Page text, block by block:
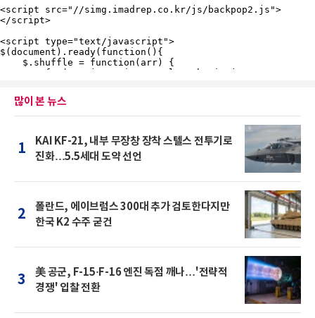
많이 본 뉴스
1
KAI KF-21, 내부 무장창 장착 스텔스 전투기로
진화…5.5세대 도약 선언
2
폴란드, 에이브럼스 300대 추가 검토한다지만
한국 K2 수주 굳건
3
美 공군, F-15·F-16 엔진 독점 깨나…'전략적
경쟁' 입찰 전환